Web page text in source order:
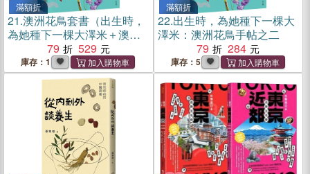
滿額折
21.澳洲花鳥套書（出生時，
為她種下一棵大澤米＋澳洲
花鳥手帖）
79 529
庫存：1
滿額折
22.出生時，為她種下一棵大
澤米：澳洲花鳥手帖之二
79
284
庫存：5